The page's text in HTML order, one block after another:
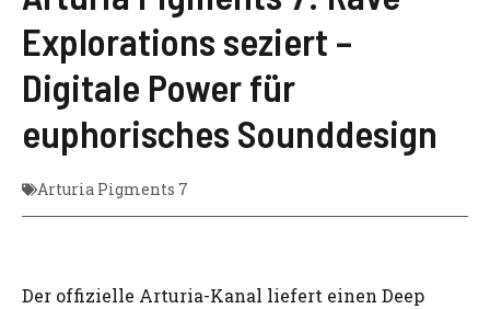
Explorations seziert –
Digitale Power für
euphorisches Sounddesign
Arturia Pigments 7
Der offizielle Arturia-Kanal liefert einen Deep